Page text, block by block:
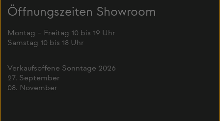
Öffnungszeiten Showroom
Montag – Freitag 10 bis 19 Uhr
Samstag 10 bis 18 Uhr
Verkaufsoffene Sonntage 2026
27. September
08. November